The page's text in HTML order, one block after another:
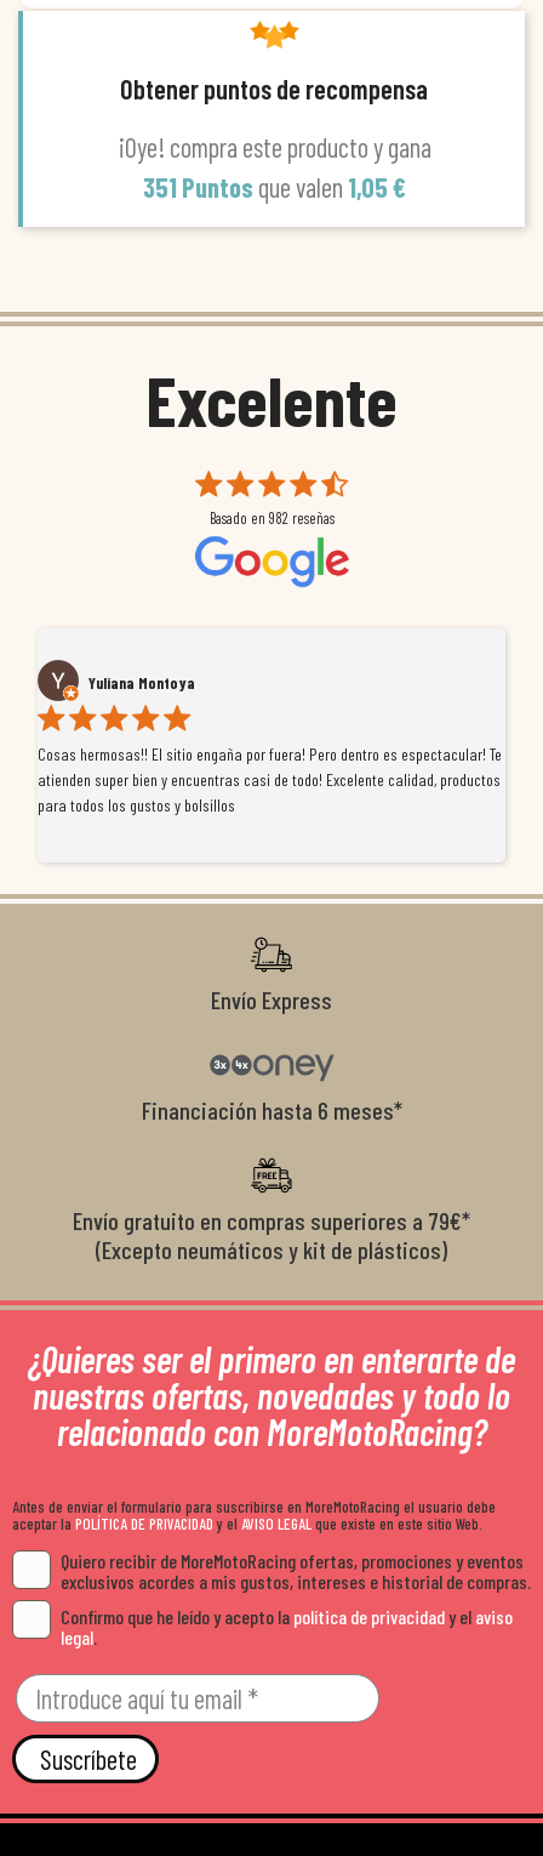
Obtener puntos de recompensa
¡Oye! compra este producto y gana
351 Puntos que valen 1,05 €
Excelente
Basado en 982 reseñas
Yuliana Montoya
Cosas hermosas!! El sitio engaña por fuera! Pero dentro es espectacular! Te
atienden super bien y encuentras casi de todo! Excelente calidad, productos
para todos los gustos y bolsillos
Envío Express
Financiación hasta 6 meses*
Envío gratuito en compras superiores a 79€*
(Excepto neumáticos y kit de plásticos)
¿Quieres ser el primero en enterarte de
nuestras ofertas, novedades y todo lo
relacionado con MoreMotoRacing?
Antes de enviar el formulario para suscribirse en MoreMotoRacing el usuario debe
aceptar la POLÍTICA DE PRIVACIDADy el AVISO LEGALque existe en este sitio Web.
Quiero recibir de MoreMotoRacing ofertas, promociones y eventos
exclusivos acordes a mis gustos, intereses e historial de compras.
Confirmo que he leído y acepto la política de privacidady el aviso
legal
Suscríbete